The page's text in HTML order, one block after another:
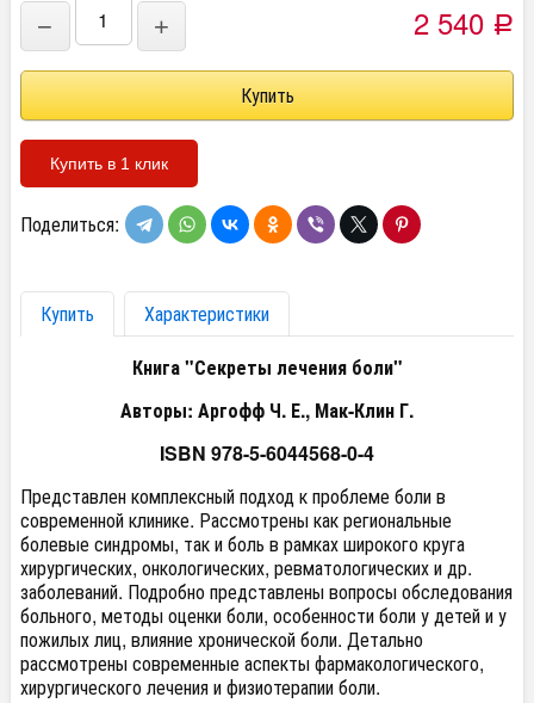
− + 2 540 Р
Купить в 1 клик
Поделиться:
Купить
Характеристики
Книга "Секреты лечения боли"
Авторы: Аргофф Ч. Е., Мак-Клин Г.
ISBN 978-5-6044568-0-4
Представлен комплексный подход к проблеме боли в
современной клинике. Рассмотрены как региональные
болевые синдромы, так и боль в рамках широкого круга
хирургических, онкологических, ревматологических и др.
заболеваний. Подробно представлены вопросы обследования
больного, методы оценки боли, особенности боли у детей и у
пожилых лиц, влияние хронической боли. Детально
рассмотрены современные аспекты фармакологического,
хирургического лечения и физиотерапии боли.